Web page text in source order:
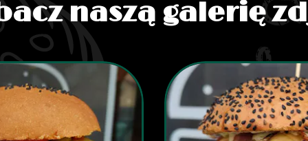
naszą galerię